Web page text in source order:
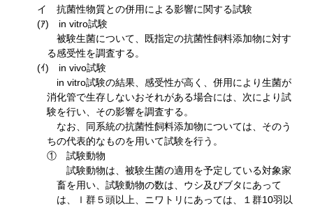
イ 抗菌性物質との併用による影響に関する試験
(ｱ) in vitro試験
被験生菌について、既指定の抗菌性飼料添加物に対す
る感受性を調査する。
(ｲ) in vivo試験
in vitro試験の結果、感受性が高く、併用により生菌が
消化管で生存しないおそれがある場合には、次により試
験を行い、その影響を調査する。
なお、同系統の抗菌性飼料添加物については、そのう
ちの代表的なものを用いて試験を行う。
① 試験動物
試験動物は、被験生菌の適用を予定している対象家
畜を用い、試験動物の数は、ウシ及びブタにあって
は、ｌ群５頭以上、ニワトリにあっては、１群10羽以